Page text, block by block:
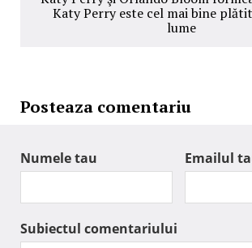
Katy Perry este cel mai bine
lume
Posteaza comentariu
Numele tau Emailul
Subiectul comentariului